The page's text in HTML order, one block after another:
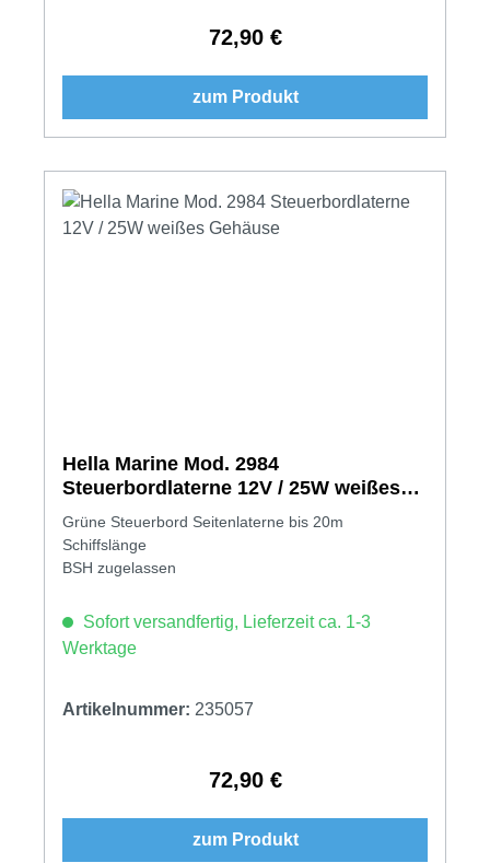
Regulärer Preis:
72,90 €
zum Produkt
Hella Marine Mod. 2984
Steuerbordlaterne 12V / 25W weißes
Gehäuse
Grüne Steuerbord Seitenlaterne bis 20m
Schiffslänge
BSH zugelassen
Sofort versandfertig, Lieferzeit ca. 1-3
Werktage
Artikelnummer: 235057
Regulärer Preis:
72,90 €
zum Produkt